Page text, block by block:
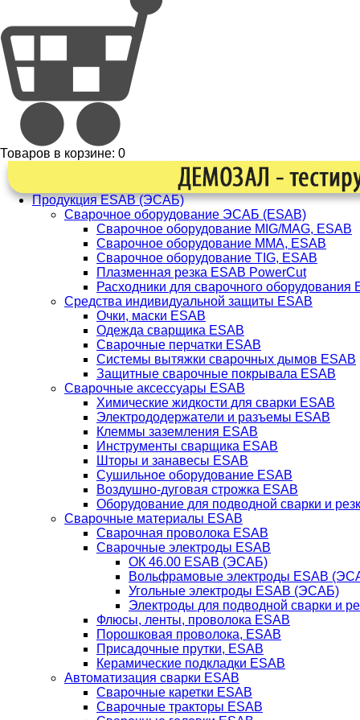
Товаров в корзине: 0
Продукция ESAB (ЭСАБ)
Сварочное оборудование ЭСАБ (ESAB)
Сварочное оборудование MIG/MAG, ESAB
Сварочное оборудование ММА, ESAB
Сварочное оборудование TIG, ESAB
Плазменная резка ESAB PowerCut
Расходники для сварочного оборудования
Средства индивидуальной защиты ESAB
Очки, маски ESAB
Одежда сварщика ESAB
Сварочные перчатки ESAB
Системы вытяжки сварочных дымов ESAB
Защитные сварочные покрывала ESAB
Сварочные аксессуары ESAB
Химические жидкости для сварки ESAB
Электрододержатели и разъемы ESAB
Клеммы заземления ESAB
Инструменты сварщика ESAB
Шторы и занавесы ESAB
Сушильное оборудование ESAB
Воздушно-дуговая строжка ESAB
Оборудование для подводной сварки и
Сварочные материалы ESAB
Сварочная проволока ESAB
Сварочные электроды ESAB
ОК 46.00 ESAB (ЭСАБ)
Вольфрамовые электроды ESAB
Угольные электроды ESAB (ЭСАБ)
Электроды для подводной сварки и
Флюсы, ленты, проволока ESAB
Порошковая проволока, ESAB
Присадочные прутки, ESAB
Керамические подкладки ESAB
Автоматизация сварки ESAB
Сварочные каретки ESAB
Сварочные тракторы ESAB